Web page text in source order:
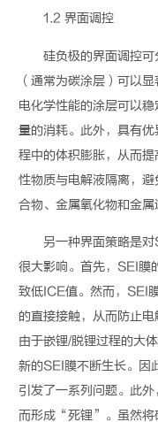
1.2界面调控
硅负极的界面调控可
（通常为碳涂层 ）可以显
电化学性能的涂层可以
量的消耗。此外，具有
程中的体积膨胀，从而
性物质与电解液隔离，
合物、金属氧化物和金属
另一种界面策略是对
很大影响。首先， SEI膜
致低ICE值。然而， SEI
的直接接触，从而防止
由于嵌锂/脱锂过程的大体
新的SEI膜不断生长。因
引发了一系列问题。此外
而形成 “死锂” 。虽然